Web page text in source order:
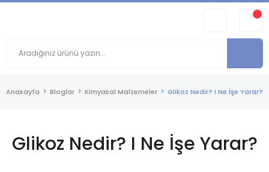
Anasayfa Bloglar Kimyasal Malzemeler Glikoz Nedir? I Ne İşe Yarar?
Glikoz Nedir? I Ne İşe Yarar?